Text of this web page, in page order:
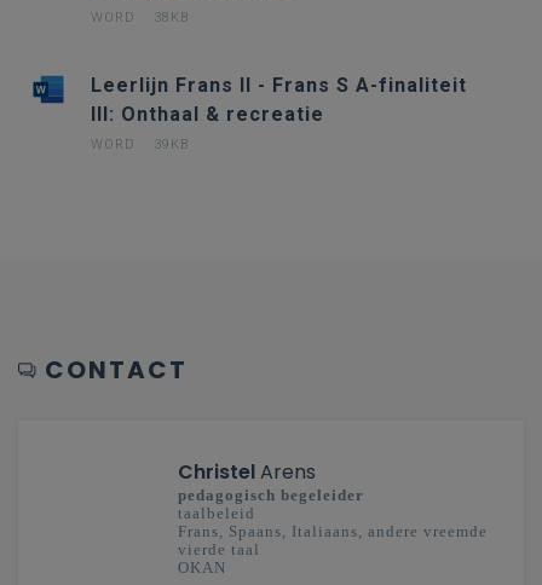
WORD 38KB
Leerlijn Frans II - Frans S A-finaliteit
III: Onthaal & recreatie
WORD 39KB
CONTACT
ChristelArens
pedagogisch begeleider
taalbeleid
Frans, Spaans, Italiaans, andere vreemde
vierde taal
OKAN